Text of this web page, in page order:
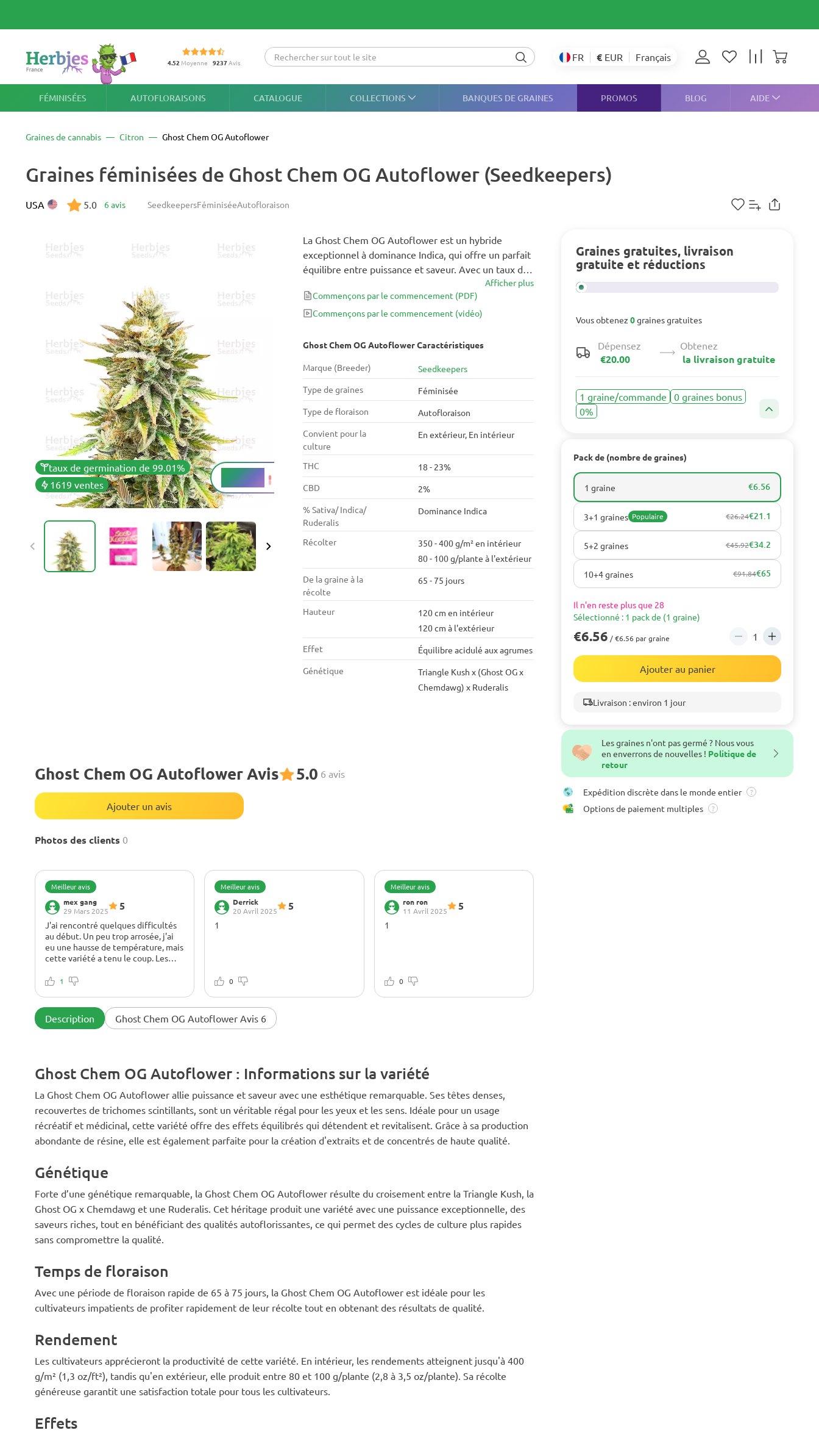
4.52 Moyenne 9237Avis FR € EUR Français
FÉMINISÉES AUTOFLORAISONS CATALOGUE COLLECTIONS BANQUES DE GRAINES PROMOS BLOG AIDE
Graines de cannabis Citron Ghost Chem OG Autoflower
taux de germination de 99.01%
1619 ventes
18 - 23%
THC
Graines féminisées de Ghost Chem OG Autoflower (Seedkeepers)
SeedkeepersFéminiséeAutofloraison
USA 5.0 6 avis
Ghost Chem OG Autoflower Caractéristiques
Marque (Breeder)
Seedkeepers
Type de graines
Féminisée
Type de floraison
Autofloraison
Convient pour la
culture
En extérieur, En intérieur
THC
18 - 23%
CBD
2%
% Sativa/ Indica/
Ruderalis
Dominance Indica
Récolter
350 - 400 g/m² en intérieur
80 - 100 g/plante à l'extérieur
De la graine à la
récolte
65 - 75 jours
Hauteur
120 cm en intérieur
120 cm à l'extérieur
Effet
Équilibre acidulé aux agrumes
Génétique
Triangle Kush x (Ghost OG x
Chemdawg) x Ruderalis
Ghost Chem OG Autoflower Avis 5.0 6 avis
Ajouter un avis
Photos des clients 0
Meilleur avis
mex gang
29 Mars 2025
5
J'ai rencontré quelques difficultés
au début. Un peu trop arrosée, j'ai
eu une hausse de température, mais
cette variété a tenu le coup. Les
collantes, avec une odeur de
canapé.
1
Meilleur avis
Derrick
20 Avril 2025
5
1
0
Meilleur avis
ron ron
11 Avril 2025
5
1
0
Description Ghost Chem OG Autoflower Avis 6
La Ghost Chem OG Autoflower est un hybride
exceptionnel à dominance Indica, qui offre un parfait
équilibre entre puissance et saveur. Avec un taux de
THC atteignant jusqu'à 23%, cette variété combine
des effets puissants avec une expérience de culture
simple. Que vous souhaitiez vous détendre après
Ghost Chem OG Autoflower promet un voyage
niveaux.
Afficher plus
Commençons par le commencement (PDF)
Commençons par le commencement (vidéo)
Ghost Chem OG Autoflower : Informations sur la variété
La Ghost Chem OG Autoflower allie puissance et saveur avec une esthétique remarquable. Ses têtes denses,
recouvertes de trichomes scintillants, sont un véritable régal pour les yeux et les sens. Idéale pour un usage
récréatif et médicinal, cette variété offre des effets équilibrés qui détendent et revitalisent. Grâce à sa production
abondante de résine, elle est également parfaite pour la création d'extraits et de concentrés de haute qualité.
Génétique
Forte d’une génétique remarquable, la Ghost Chem OG Autoflower résulte du croisement entre la Triangle Kush, la
Ghost OG x Chemdawg et une Ruderalis. Cet héritage produit une variété avec une puissance exceptionnelle, des
saveurs riches, tout en bénéficiant des qualités autoflorissantes, ce qui permet des cycles de culture plus rapides
sans compromettre la qualité.
Temps de floraison
Avec une période de floraison rapide de 65 à 75 jours, la Ghost Chem OG Autoflower est idéale pour les
cultivateurs impatients de profiter rapidement de leur récolte tout en obtenant des résultats de qualité.
Rendement
Les cultivateurs apprécieront la productivité de cette variété. En intérieur, les rendements atteignent jusqu'à 400
g/m² (1,3 oz/ft²), tandis qu'en extérieur, elle produit entre 80 et 100 g/plante (2,8 à 3,5 oz/plante). Sa récolte
généreuse garantit une satisfaction totale pour tous les cultivateurs.
Effets
Graines gratuites, livraison
gratuite et réductions
Vous obtenez 0graines gratuites
Dépensez
€20.00
Obtenez
la livraison gratuite
1 graine/commande
0 graines bonus
0%
Pack de (nombre de graines)
1 graine €6.56
3+1 graines Populaire €26.24€21.1
5+2 graines €45.92€34.2
10+4 graines €91.84€65
Il n'en reste plus que 28
Sélectionné : 1 pack de (1 graine)
€6.56 / €6.56 par graine
Ajouter au panier
Livraison : environ 1 jour
Les graines n'ont pas germé ? Nous vous
en enverrons de nouvelles ! Politique de
retour
Expédition discrète dans le monde entier ?
Options de paiement multiples ?